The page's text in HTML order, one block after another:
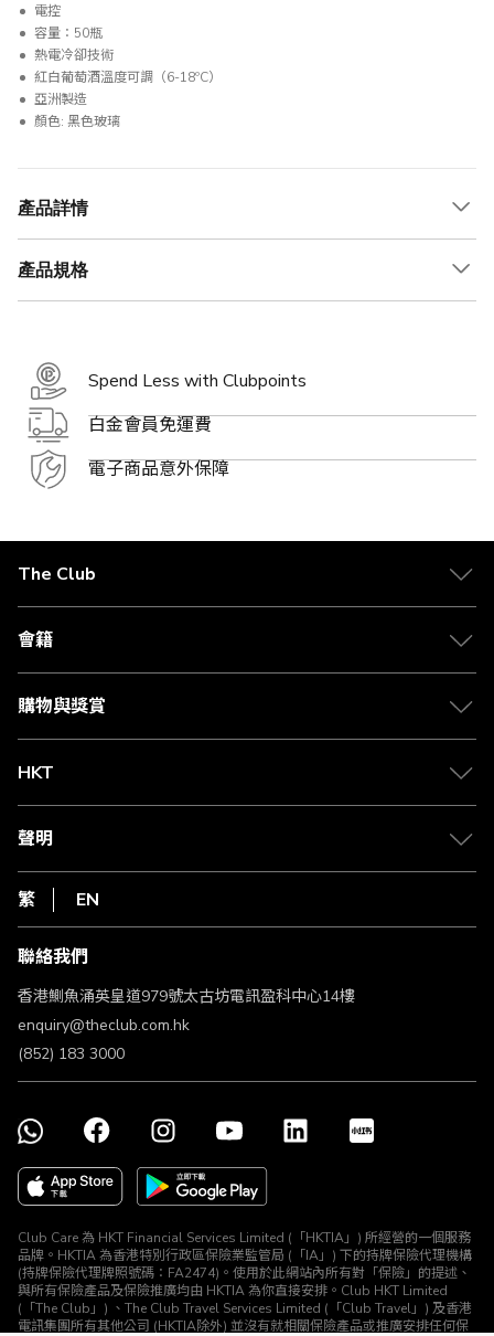
電控
容量：50瓶
熱電冷卻技術
紅白葡萄酒溫度可調（6-18ºC）
亞洲製造
顏色: 黑色玻璃
產品詳情
產品規格
Spend Less with Clubpoints
白金會員免運費
電子商品意外保障
The Club
關於 The Club
合作夥伴
媒體中心
會籍
會籍及專屬禮遇
賺取積分
購物與獎賞
物流與配送
Club Shopping 商品領取站
常見問題
HKT
csl.
1010
HKT
聲明
私隱聲明
使用條款
條款及細則
不歧視及不騷擾聲明
認可牌照及通告
繁 EN
聯絡我們
香港鰂魚涌英皇道979號太古坊電訊盈科中心14樓
enquiry@theclub.com.hk
(852) 183 3000
Club Care 為 HKT Financial Services Limited (「HKTIA」) 所經營的一個服務
品牌。HKTIA 為香港特別行政區保險業監管局 (「IA」) 下的持牌保險代理機構
(持牌保險代理牌照號碼：FA2474)。使用於此網站內所有對「保險」的提述、
與所有保險產品及保險推廣均由 HKTIA 為你直接安排。Club HKT Limited
(「The Club」) 、The Club Travel Services Limited (「Club Travel」) 及香港
電訊集團所有其他公司 (HKTIA除外) 並沒有就相關保險產品或推廣安排任何保